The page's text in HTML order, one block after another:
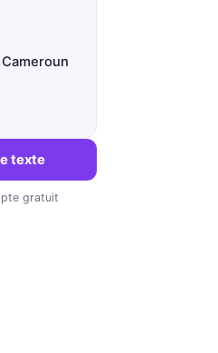
texte
gratuit